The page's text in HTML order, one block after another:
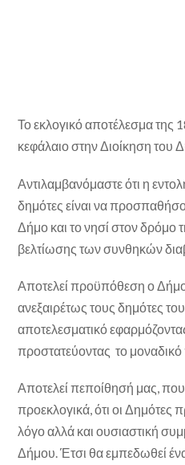
Το εκλογικό αποτέλεσμα της
κεφάλαιο στην Διοίκηση του
Αντιλαμβανόμαστε ότι η
δημότες είναι να
Δήμο και το νησί στον δρόμο
βελτίωσης των συνθηκών
Αποτελεί προϋπόθεση ο
ανεξαιρέτως τους δημότες
αποτελεσματικό
προστατεύοντας το μοναδικό
Αποτελεί πεποίθησή μας, που
προεκλογικά, ότι οι Δημότες
λόγο αλλά και ουσιαστική
Δήμου. Έτσι θα εμπεδωθεί